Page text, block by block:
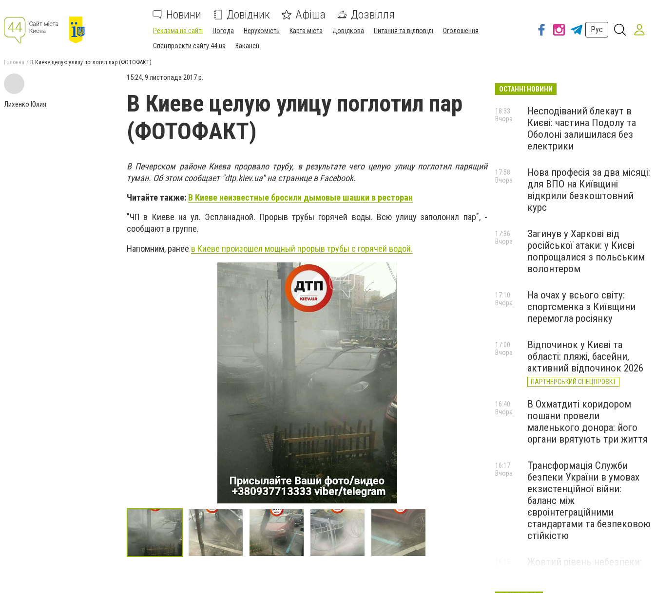
Новини Довідник Афіша Дозвілля
Реклама на сайті Погода Нерухомість Карта міста Довідкова Питання та відповіді
Оголошення
Спецпроєкти сайту 44.ua
Вакансії
Рус
Головна В Киеве целую улицу поглотил пар (ФОТОФАКТ)
Лихенко Юлия
15:24, 9 листопада 2017 р.
В Киеве целую улицу поглотил пар
(ФОТОФАКТ)
В Печерском районе Киева прорвало трубу, в результате чего целую улицу поглотил парящий
туман. Об этом сообщает "dtp.kiev.ua" на странице в Facebook.
Читайте также: В Киеве неизвестные бросили дымовые шашки в ресторан
"ЧП в Киеве на ул. Эспланадной. Прорыв трубы горячей воды. Всю улицу заполонил пар", -
сообщают в группе.
Напомним, ранее в Киеве произошел мощный прорыв трубы с горячей водой.
ОСТАННІ НОВИНИ
Несподіваний блекаут в
Києві: частина Подолу та
Оболоні залишилася без
електрики
18:33
Вчора
Нова професія за два місяці:
для ВПО на Київщині
відкрили безкоштовний
курс
17:58
Вчора
Загинув у Харкові від
російської атаки: у Києві
попрощалися з польським
волонтером
17:36
Вчора
На очах у всього світу:
спортсменка з Київщини
перемогла росіянку
17:10
Вчора
Відпочинок у Києві та
області: пляжі, басейни,
активний відпочинок 2026
ПАРТНЕРСЬКИЙ СПЕЦПРОЄКТ
17:00
Вчора
В Охматдиті коридором
пошани провели
маленького донора: його
органи врятують три життя
16:40
Вчора
Трансформація Служби
безпеки України в умовах
екзистенційної війни:
баланс між
євроінтеграційними
стандартами та безпековою
стійкістю
16:17
Вчора
Жовтий рівень небезпеки: